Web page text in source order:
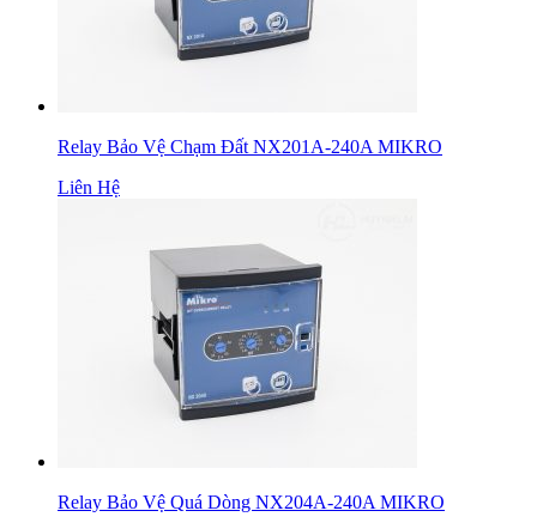
Relay Bảo Vệ Chạm Đất NX201A-240A MIKRO
Liên Hệ
Relay Bảo Vệ Quá Dòng NX204A-240A MIKRO